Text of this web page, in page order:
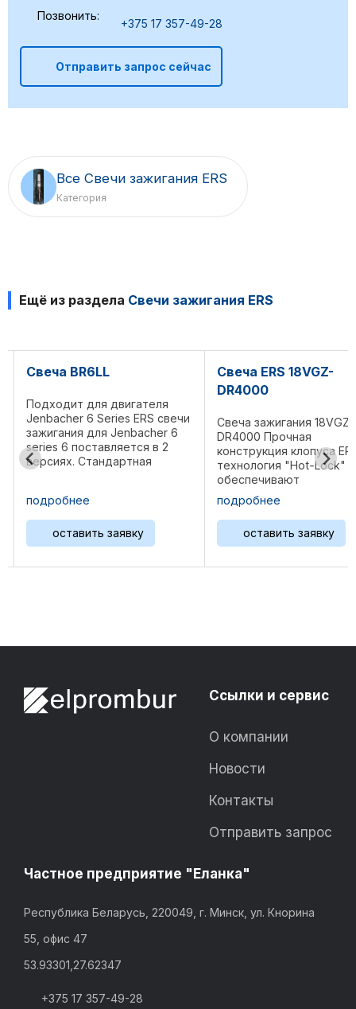
Позвонить:
+375 17 357-49-28
Отправить запрос сейчас
Все Свечи зажигания ERS
Категория
Ещё из раздела Свечи зажигания ERS
Свеча BR6LL
Подходит для двигателя
Jenbacher 6 Series ERS свечи
зажигания для Jenbacher 6
series 6 поставляется в 2
версиях. Стандартная
версия LL (для длительного
срока службы) до 6000
часов. Размер резьбы ...
подробнее
оставить заявку
Свеча ERS 18VGZ-
DR4000
Свеча зажигания 18VGZ-
DR4000 Прочная
конструкция клопуса
технология "Hot-Lock"
обеспечивают
максимальную
производительность и
базовую работу вашего
двигателя. Разработаки,
производство и сборка
осуществляются на
подробнее
оставить заявку
Ссылки и сервис
О компании
Новости
Контакты
Отправить запрос
Частное предприятие "Еланка"
Республика Беларусь, 220049, г. Минск, ул. Кнорина
55, офис 47
53.93301,27.62347
+375 17 357-49-28